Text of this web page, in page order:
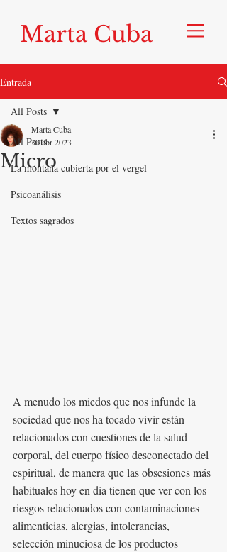
Marta Cuba
Entrada
All Posts
La montaña cubierta por el vergel
Psicoanálisis
Textos sagrados
All Posts
Micro
Marta Cuba
30 abr 2023
A menudo los miedos que nos infunde la
sociedad que nos ha tocado vivir están
relacionados con cuestiones de la salud
corporal, del cuerpo físico desconectado del
espiritual, de manera que las obsesiones más
habituales hoy en día tienen que ver con los
riesgos relacionados con contaminaciones
alimenticias, alergias, intolerancias,
selección minuciosa de los productos